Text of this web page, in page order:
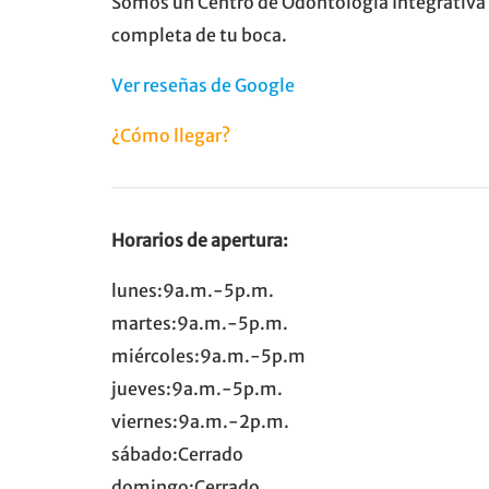
completa de tu boca.
Ver reseñas de Google
¿Cómo llegar?
Horarios de apertura:
lunes:9a.m.-5p.m.
martes:9a.m.-5p.m.
miércoles:9a.m.-5p.m
jueves:9a.m.-5p.m.
viernes:9a.m.-2p.m.
sábado:Cerrado